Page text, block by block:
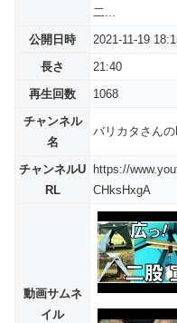
二...
公開日時
2021-11-19
長さ
21:40
再生回数
1068
チャンネル
名
バリカタさん
チャンネルU
RL
https://
CHksHxgA
動画サムネ
イル